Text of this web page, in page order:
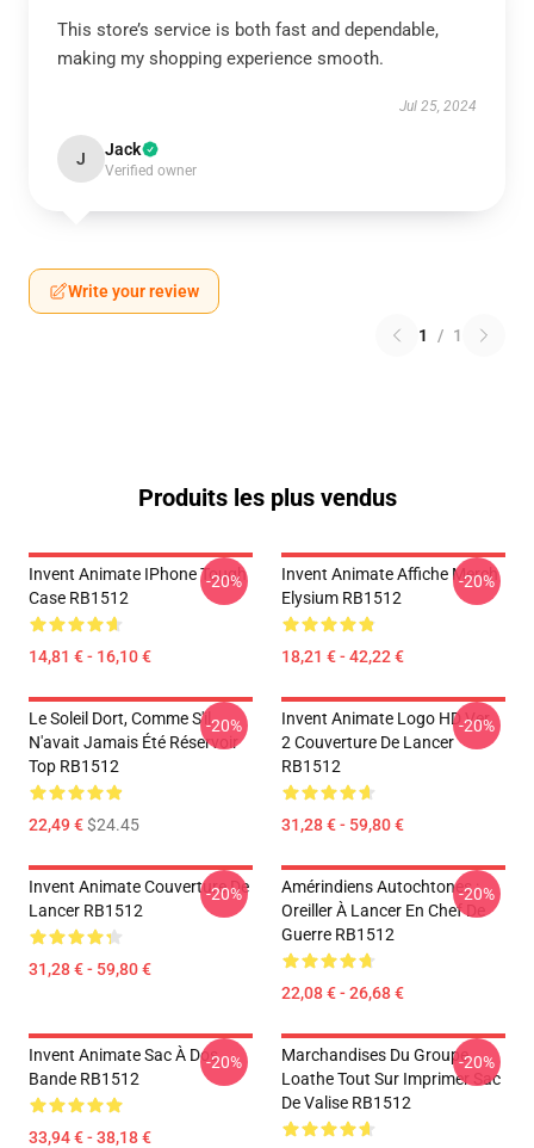
This store’s service is both fast and dependable,
making my shopping experience smooth.
Jul 25, 2024
J Jack
Verified owner
Write your review
1 / 1
Produits les plus vendus
Invent Animate IPhone Tough
Case RB1512
14,81 € - 16,10 €
-20%
Invent Animate Affiche Merch
Elysium RB1512
18,21 € - 42,22 €
-20%
Le Soleil Dort, Comme S'il
N'avait Jamais Été Réservoir
Top RB1512
22,49 €$24.45
-20%
Invent Animate Logo HD Ver.
2 Couverture De Lancer
RB1512
31,28 € - 59,80 €
-20%
Invent Animate Couverture De
Lancer RB1512
31,28 € - 59,80 €
-20%
Amérindiens Autochtones :
Oreiller À Lancer En Chef De
Guerre RB1512
22,08 € - 26,68 €
-20%
Invent Animate Sac À Dos
Bande RB1512
33,94 € - 38,18 €
-20%
Marchandises Du Groupe
Loathe Tout Sur Imprimer Sac
De Valise RB1512
-20%